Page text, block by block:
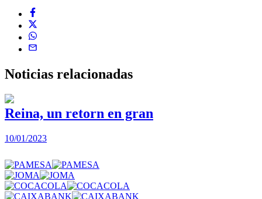
Noticias relacionadas
Reina, un retorn en gran
10/01/2023